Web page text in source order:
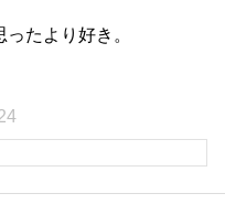
たより好き。